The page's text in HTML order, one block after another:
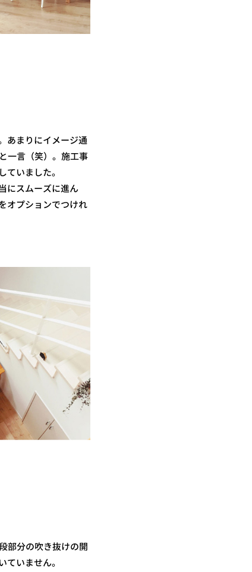
あまりにイメージ通
一言（笑）。施工事
いました。
にスムーズに進ん
オプションでつけれ
部分の吹き抜けの開
いません。